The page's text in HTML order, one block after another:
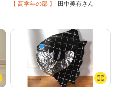
【 高学年の部 】 田中美有さん